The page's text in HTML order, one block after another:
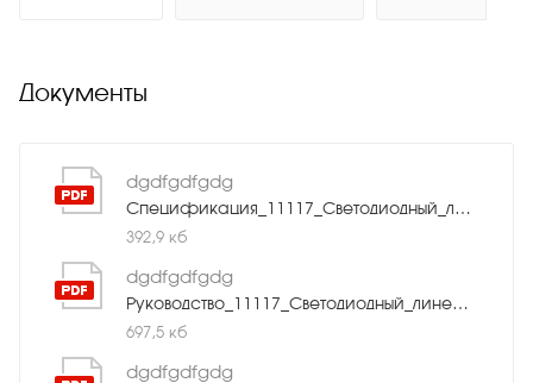
Документы
dgdfgdfgdg
Спецификация_11117_Светодиодный_линейный_прожектор_Geniled_24W_RGBW_45°.pdf
392,9 кб
dgdfgdfgdg
Руководство_11117_Светодиодный_линейный_прожектор_Geniled_24W_RGBW_45°.pdf
697,5 кб
dgdfgdfgdg